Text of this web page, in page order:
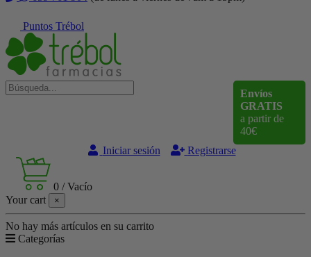
Puntos Trébol
Envíos
GRATIS
a partir de
40€
Iniciar sesión
Registrarse
0 /Vacío
Your cart
×
No hay más artículos en su carrito
Categorías